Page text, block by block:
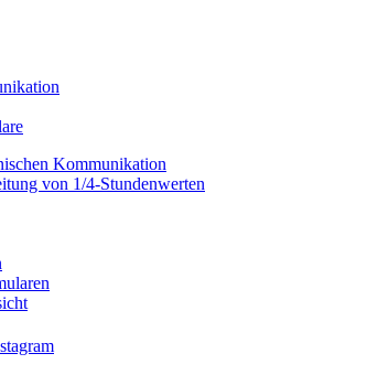
Kommunikation
von 1/4-Stundenwerten